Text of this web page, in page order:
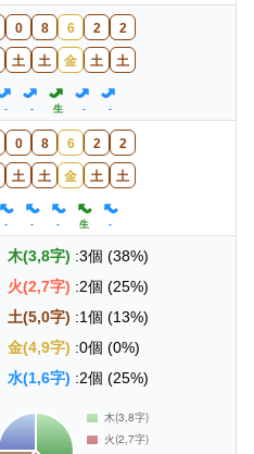
0 8 6 2 2
土 土 金 土 土
- - 生 - -
0 8 6 2 2
土 土 金 土 土
- - - 生 -
木(3,8字) :3個 (38%)
火(2,7字) :2個 (25%)
土(5,0字) :1個 (13%)
金(4,9字) :0個 (0%)
水(1,6字) :2個 (25%)